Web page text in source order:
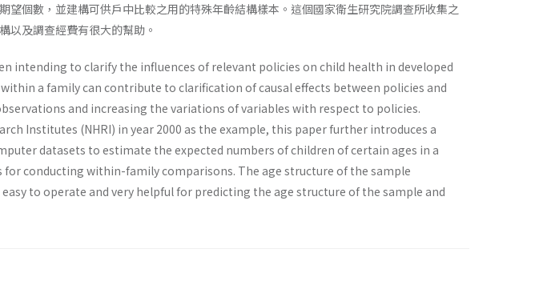
望個數，並建構可供戶中比較之用的特殊年齡結構樣本。這個國家衛生研究院調查所收集之
以及調查經費有很大的幫助。
intending to clarify the influences of relevant policies on child health in developed
a family can contribute to clarification of causal effects between policies and
and increasing the variations of variables with respect to policies.
Institutes (NHRI) in year 2000 as the example, this paper further introduces a
datasets to estimate the expected numbers of children of certain ages in a
conducting within-family comparisons. The age structure of the sample
to operate and very helpful for predicting the age structure of the sample and